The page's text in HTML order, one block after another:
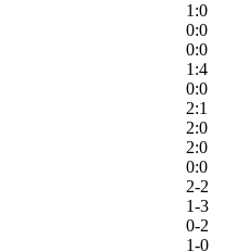
1:0
0:0
0:0
1:4
0:0
2:1
2:0
2:0
0:0
2-2
1-3
0-2
1-0